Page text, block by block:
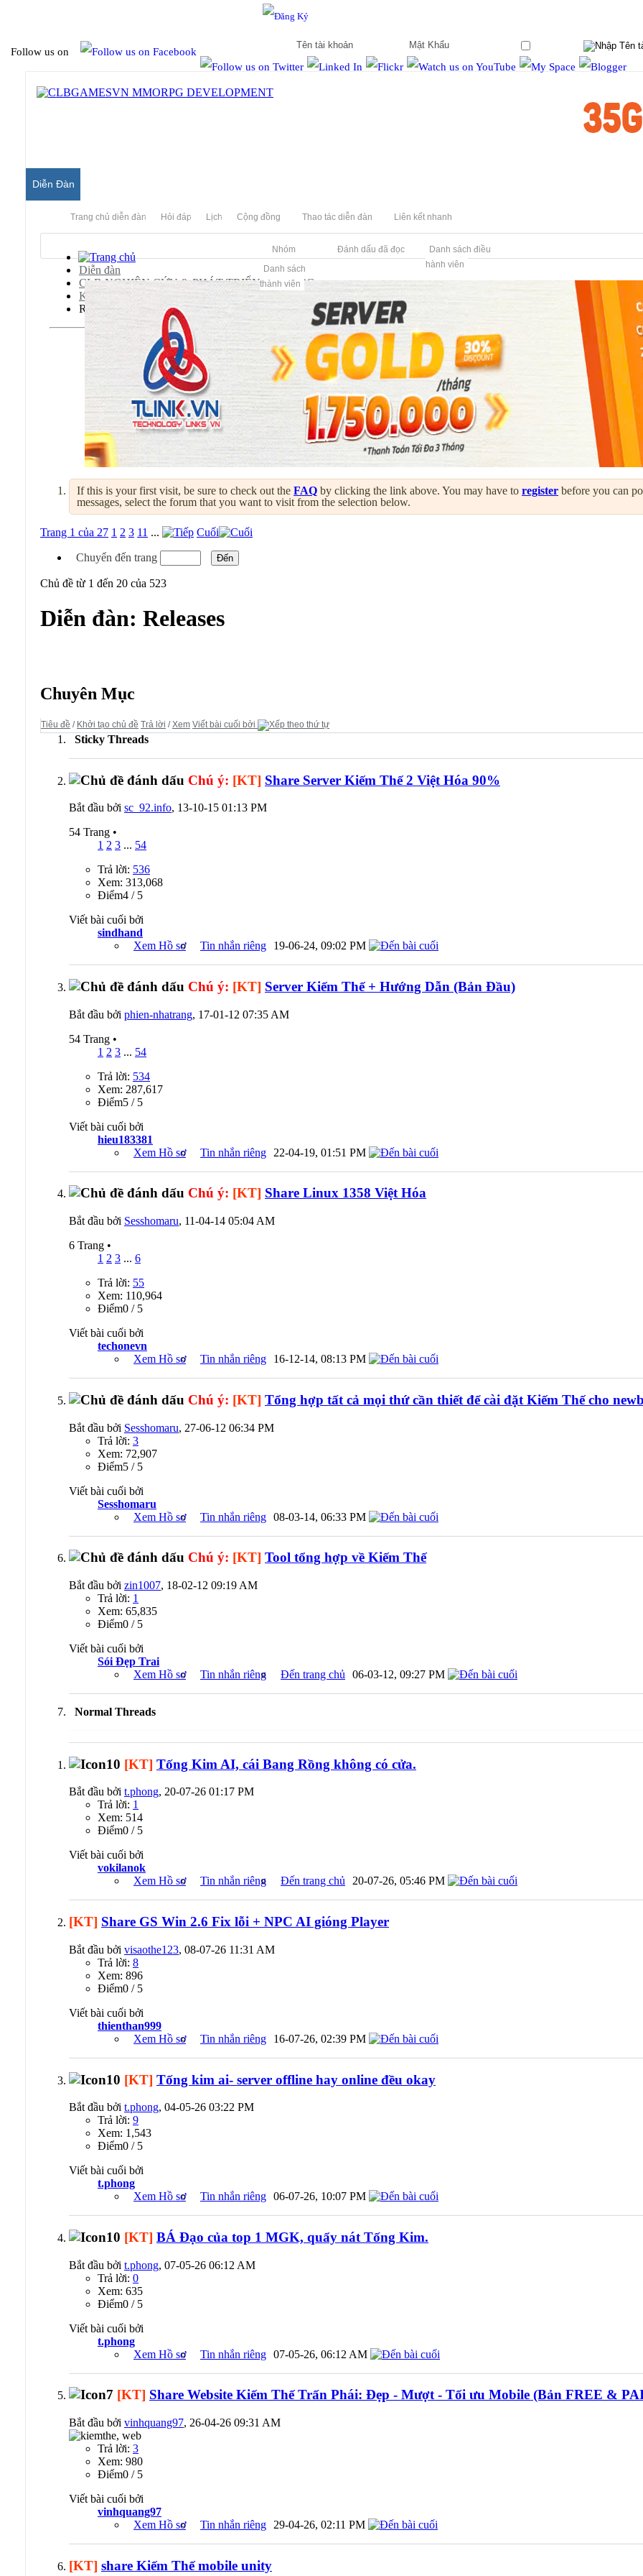
Follow us on
Diễn Đàn
Trang chủ diễn đàn Hỏi đáp Lịch Cộng đồng
Nhóm
Danh sách
thành viên
Thao tác diễn đàn
Đánh dấu đã đọc
Liên kết nhanh
Danh sách điều
hành viên
Diễn đàn
CLB NGHIÊN CỨU & PHÁT TRIỂN MMORPG
Kiếm Thế Server
Releases
If this is your first visit, be sure to check out the FAQ by clicking the link above. You may have to register before you can
messages, select the forum that you want to visit from the selection below.
Trang 1 của 27 1 2 3 11 ... Cuối
Chuyển đến trang
Chủ đề từ 1 đến 20 của 523
Diễn đàn: Releases
Chuyên Mục
Tiêu đề / Khởi tạo chủ đề Trả lời /Xem Viết bài cuối bởi
Sticky Threads
Chú ý: [KT] Share Server Kiếm Thế 2 Việt Hóa 90%
Bắt đầu bởi sc_92.info, 13-10-15 01:13 PM
54 Trang •
1 2 3 ... 54
Trả lời: 536
Xem: 313,068
Ðiểm4 / 5
Viết bài cuối bởi
sindhand
Xem Hồ sơ
Tin nhắn riêng 19-06-24, 09:02 PM
Chú ý: [KT] Server Kiếm Thế + Hướng Dẫn (Bản Đầu)
Bắt đầu bởi phien-nhatrang, 17-01-12 07:35 AM
54 Trang •
1 2 3 ... 54
Trả lời: 534
Xem: 287,617
Ðiểm5 / 5
Viết bài cuối bởi
hieu183381
Xem Hồ sơ
Tin nhắn riêng 22-04-19, 01:51 PM
Chú ý: [KT] Share Linux 1358 Việt Hóa
Bắt đầu bởi Sesshomaru, 11-04-14 05:04 AM
6 Trang •
1 2 3 ... 6
Trả lời: 55
Xem: 110,964
Ðiểm0 / 5
Viết bài cuối bởi
techonevn
Xem Hồ sơ
Tin nhắn riêng 16-12-14, 08:13 PM
Chú ý: [KT] Tổng hợp tất cả mọi thứ cần thiết để cài đặt Kiếm Thế cho
Bắt đầu bởi Sesshomaru, 27-06-12 06:34 PM
Trả lời: 3
Xem: 72,907
Ðiểm5 / 5
Viết bài cuối bởi
Sesshomaru
Xem Hồ sơ
Tin nhắn riêng 08-03-14, 06:33 PM
Chú ý: [KT] Tool tổng hợp về Kiếm Thế
Bắt đầu bởi zin1007, 18-02-12 09:19 AM
Trả lời: 1
Xem: 65,835
Ðiểm0 / 5
Viết bài cuối bởi
Sói Đẹp Trai
Xem Hồ sơ
Tin nhắn riêng Đến trang chủ 06-03-12, 09:27 PM
Normal Threads
[KT] Tống Kim AI, cái Bang Rồng không có cửa.
Bắt đầu bởi t.phong, 20-07-26 01:17 PM
Trả lời: 1
Xem: 514
Ðiểm0 / 5
Viết bài cuối bởi
vokilanok
Xem Hồ sơ
Tin nhắn riêng Đến trang chủ 20-07-26, 05:46 PM
[KT] Share GS Win 2.6 Fix lỗi + NPC AI gióng Player
Bắt đầu bởi visaothe123, 08-07-26 11:31 AM
Trả lời: 8
Xem: 896
Ðiểm0 / 5
Viết bài cuối bởi
thienthan999
Xem Hồ sơ
Tin nhắn riêng 16-07-26, 02:39 PM
[KT] Tống kim ai- server offline hay online đều okay
Bắt đầu bởi t.phong, 04-05-26 03:22 PM
Trả lời: 9
Xem: 1,543
Ðiểm0 / 5
Viết bài cuối bởi
t.phong
Xem Hồ sơ
Tin nhắn riêng 06-07-26, 10:07 PM
[KT] BÁ Đạo của top 1 MGK, quẩy nát Tống Kim.
Bắt đầu bởi t.phong, 07-05-26 06:12 AM
Trả lời: 0
Xem: 635
Ðiểm0 / 5
Viết bài cuối bởi
t.phong
Xem Hồ sơ
Tin nhắn riêng 07-05-26, 06:12 AM
[KT] Share Website Kiếm Thế Trấn Phái: Đẹp - Mượt - Tối ưu Mobile (Bản FREE &
Bắt đầu bởi vinhquang97, 26-04-26 09:31 AM
Trả lời: 3
Xem: 980
Ðiểm0 / 5
Viết bài cuối bởi
vinhquang97
Xem Hồ sơ
Tin nhắn riêng 29-04-26, 02:11 PM
[KT] share Kiếm Thế mobile unity